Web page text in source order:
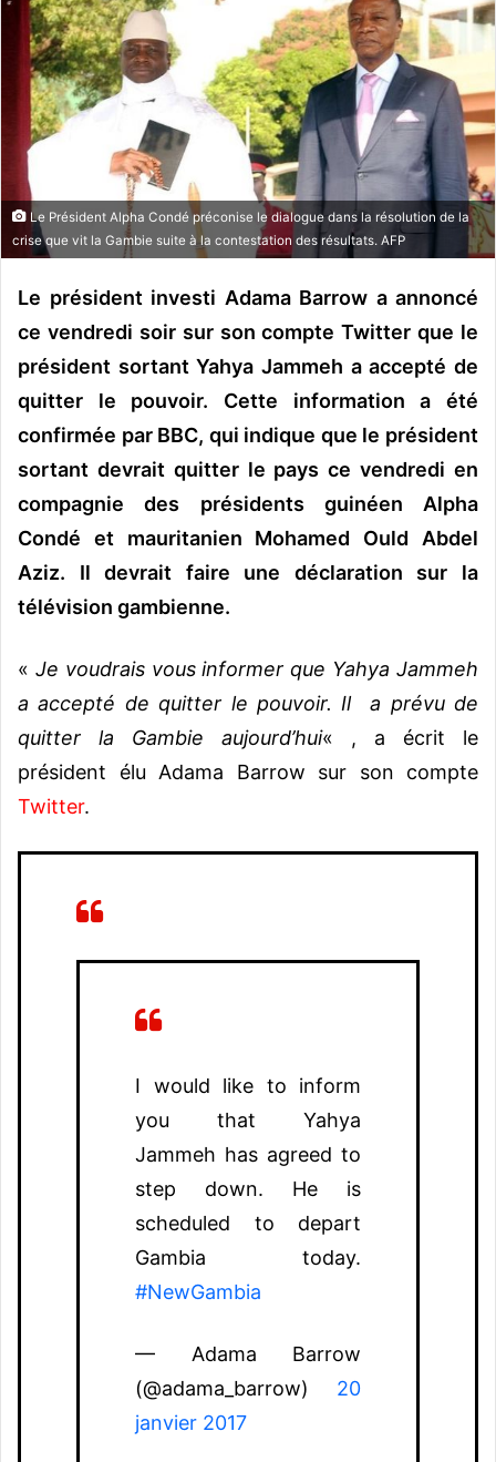
y
e
r
u
n
c
o
u
r
e
l
Le Président Alpha Condé préconise le dialogue dans la résolution de la
crise que vit la Gambie suite à la contestation des résultats. AFP
Le président investi Adama Barrow a annoncé
ce vendredi soir sur son compte Twitter que le
président sortant Yahya Jammeh a accepté de
quitter le pouvoir. Cette information a été
confirmée par BBC, qui indique que le président
sortant devrait quitter le pays ce vendredi en
compagnie des présidents guinéen Alpha
Condé et mauritanien Mohamed Ould Abdel
Aziz. Il devrait faire une déclaration sur la
télévision gambienne.
« Je voudrais vous informer que Yahya Jammeh
a accepté de quitter le pouvoir. Il a prévu de
quitter la Gambie aujourd’hui« , a écrit le
président élu Adama Barrow sur son compte
Twitter.
I would like to inform
you that Yahya
Jammeh has agreed to
step down. He is
scheduled to depart
Gambia today.
#NewGambia
— Adama Barrow
(@adama_barrow) 20
janvier 2017